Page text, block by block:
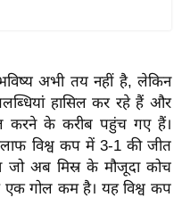
अभी तय नहीं है, लेकिन
हासिल कर रहे हैं और
करने के करीब पहुंच गए हैं।
विश्व कप में 3-1 की जीत
जो अब मिस्र के मौजूदा कोच
एक गोल कम है। यह विश्व कप